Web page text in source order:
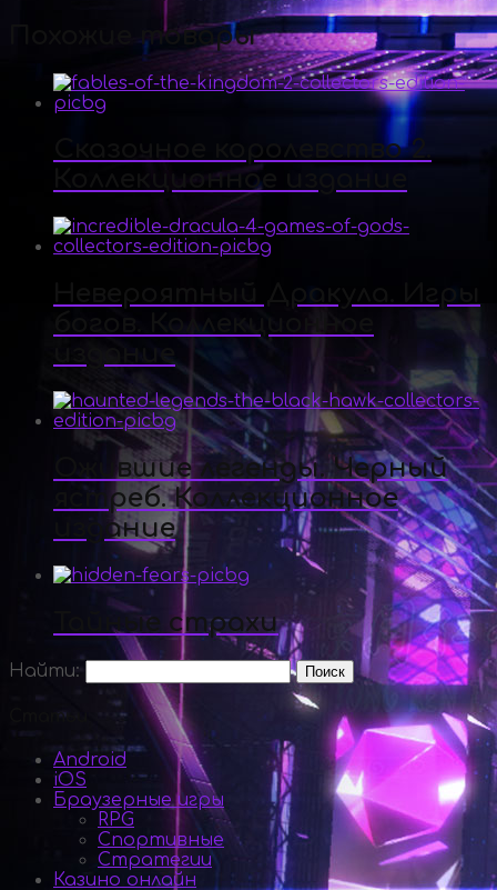
Похожие товары
Сказочное королевство 2.
Коллекционное издание
Ожившие легенды. Черный
ястреб. Коллекционное
издание
Тайные страхи
Найти:
Статьи
Android
iOS
Браузерные игры
RPG
Спортивные
Стратегии
Казино онлайн